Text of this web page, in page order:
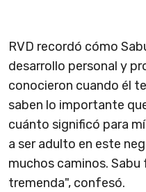
RVD recordó cómo
desarrollo personal y
conocieron cuando él
saben lo importante
cuánto significó para
a ser adulto en este
muchos caminos. Sabu
tremenda", confesó.